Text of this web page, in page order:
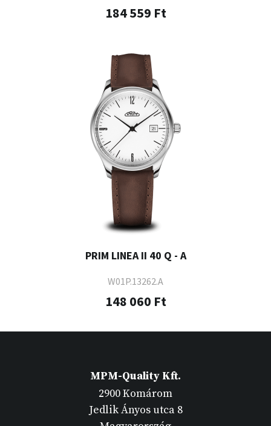
184 559 Ft
PRIM LINEA II 40 Q - A
W01P.13262.A
148 060 Ft
MPM-Quality Kft.
2900 Komárom
Jedlik Ányos utca 8